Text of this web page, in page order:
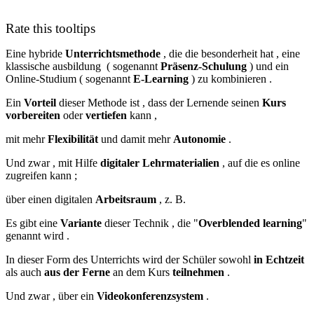
Rate this tooltips
Eine hybride Unterrichtsmethode , die die besonderheit hat , eine
klassische ausbildung ( sogenannt Präsenz-Schulung ) und ein
Online-Studium ( sogenannt E-Learning ) zu kombinieren .
Ein Vorteil dieser Methode ist , dass der Lernende seinen Kurs
vorbereiten odervertiefen kann ,
mit mehrFlexibilität und damit mehr Autonomie .
Und zwar , mit Hilfe digitaler Lehrmaterialien , auf die es online
zugreifen kann ;
über einen digitalen Arbeitsraum , z. B.
Es gibt eine Variante dieser Technik , die "Overblended learning"
genannt wird .
In dieser Form des Unterrichts wird der Schüler sowohl in Echtzeit
als auch aus der Ferne an dem Kurs teilnehmen .
Und zwar , über ein Videokonferenzsystem .